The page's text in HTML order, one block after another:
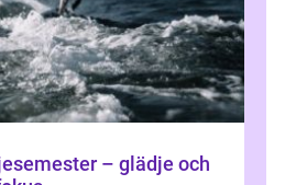
– glädje och